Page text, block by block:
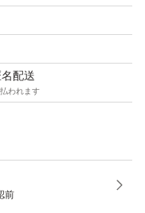
配送
われます
前